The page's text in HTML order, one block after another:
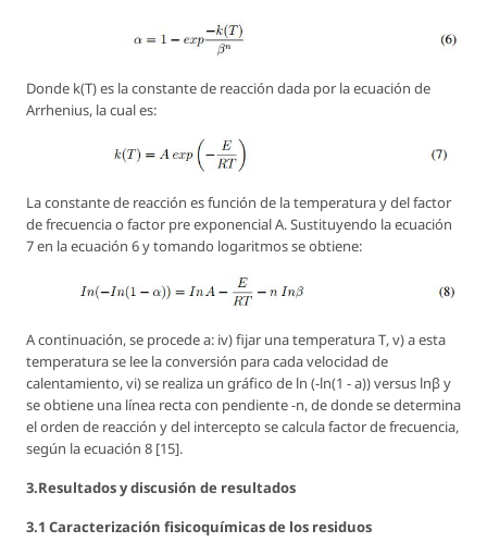
Donde k(T)es la constante de reacción dada por la ecuación de
Arrhenius, la cual es:
La constante de reacción es función de la temperatura y del factor
de frecuencia o factor pre exponencial A. Sustituyendo la ecuación
7 en la ecuación 6 y tomando logaritmos se obtiene:
A continuación, se procede a: iv) fijar una temperaturaT, v) a esta
temperatura se lee la conversión para cada velocidad de
calentamiento, vi) se realiza un gráfico de ln (-ln(1 - a))versus lnβy
se obtiene una línea recta con pendiente -n, de donde se determina
el orden de reacción y del intercepto se calcula factor de frecuencia,
según la ecuación 8 [15].
3.Resultados y discusión de resultados
3.1 Caracterización fisicoquímicas de los residuos